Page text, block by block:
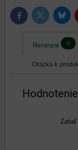
FacebookTwitter
Recenzie 0
Otázka k
Zatiaľ